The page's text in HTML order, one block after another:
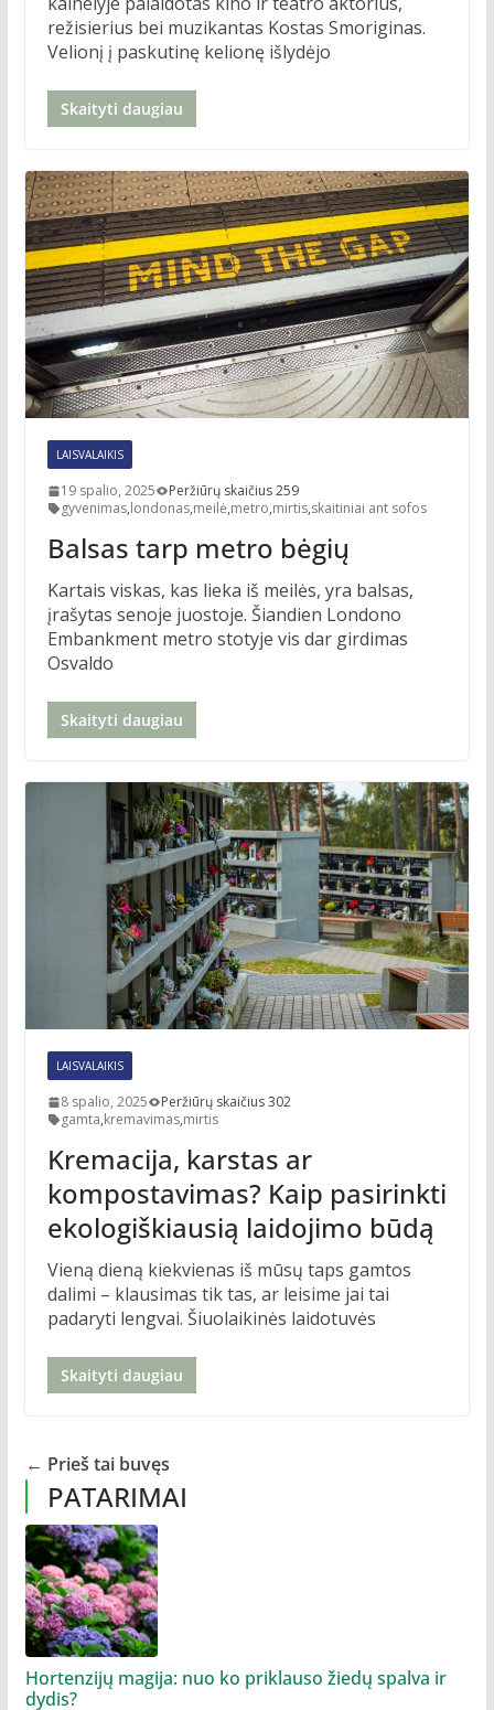
režisierius bei muzikantas Kostas Smoriginas.
Velionį į paskutinę kelionę išlydėjo
Skaityti daugiau
LAISVALAIKIS
19 spalio, 2025
Peržiūrų skaičius 259
gyvenimas,londonas,meilė,metro,mirtis,skaitiniai ant sofos
Balsas tarp metro bėgių
Kartais viskas, kas lieka iš meilės, yra balsas,
įrašytas senoje juostoje. Šiandien Londono
Embankment metro stotyje vis dar girdimas
Osvaldo
Skaityti daugiau
LAISVALAIKIS
8 spalio, 2025
Peržiūrų skaičius 302
gamta,kremavimas,mirtis
Kremacija, karstas ar
kompostavimas? Kaip pasirinkti
ekologiškiausią laidojimo būdą
Vieną dieną kiekvienas iš mūsų taps gamtos
dalimi – klausimas tik tas, ar leisime jai tai
padaryti lengvai. Šiuolaikinės laidotuvės
Skaityti daugiau
← Prieš tai buvęs
PATARIMAI
Hortenzijų magija: nuo ko priklauso žiedų spalva ir
dydis?